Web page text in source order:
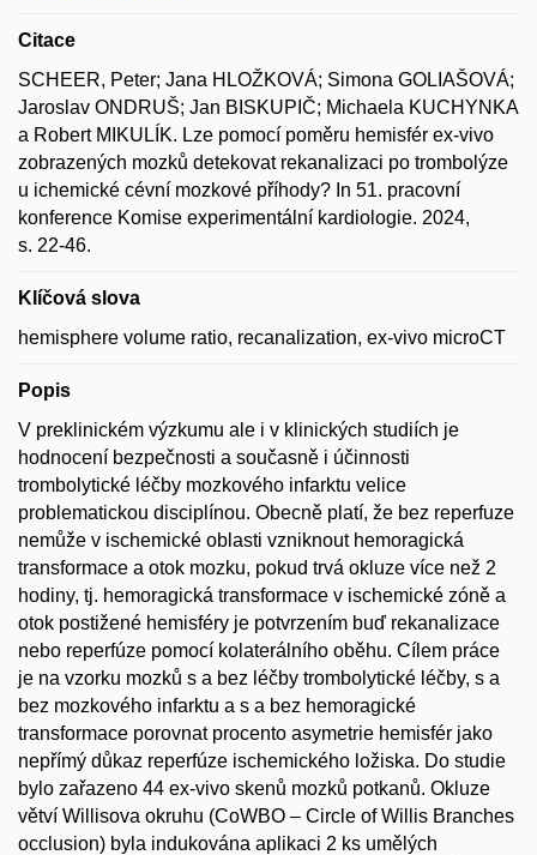
Citace
SCHEER, Peter; Jana HLOŽKOVÁ; Simona GOLIAŠOVÁ;
Jaroslav ONDRUŠ; Jan BISKUPIČ; Michaela KUCHYNKA
a Robert MIKULÍK. Lze pomocí poměru hemisfér ex-vivo
zobrazených mozků detekovat rekanalizaci po trombolýze
u ichemické cévní mozkové příhody? In 51. pracovní
konference Komise experimentální kardiologie. 2024,
s. 22-46.
Klíčová slova
hemisphere volume ratio, recanalization, ex-vivo microCT
Popis
V preklinickém výzkumu ale i v klinických studiích je
hodnocení bezpečnosti a současně i účinnosti
trombolytické léčby mozkového infarktu velice
problematickou disciplínou. Obecně platí, že bez reperfuze
nemůže v ischemické oblasti vzniknout hemoragická
transformace a otok mozku, pokud trvá okluze více než 2
hodiny, tj. hemoragická transformace v ischemické zóně a
otok postižené hemisféry je potvrzením buď rekanalizace
nebo reperfúze pomocí kolaterálního oběhu. Cílem práce
je na vzorku mozků s a bez léčby trombolytické léčby, s a
bez mozkového infarktu a s a bez hemoragické
transformace porovnat procento asymetrie hemisfér jako
nepřímý důkaz reperfúze ischemického ložiska. Do studie
bylo zařazeno 44 ex-vivo skenů mozků potkanů. Okluze
větví Willisova okruhu (CoWBO – Circle of Willis Branches
occlusion) byla indukována aplikaci 2 ks umělých